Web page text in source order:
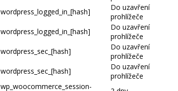
wordpress_logged_in_[hash]
Do uzavření
prohlížeče
wordpress_logged_in_[hash]
Do uzavření
prohlížeče
wordpress_sec_[hash]
Do uzavření
prohlížeče
wordpress_sec_[hash]
Do uzavření
prohlížeče
wp_woocommerce_session-